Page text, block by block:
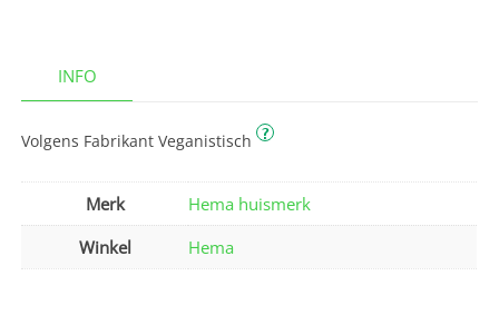
INFO
Volgens Fabrikant Veganistisch ?
Merk
Hema huismerk
Winkel
Hema